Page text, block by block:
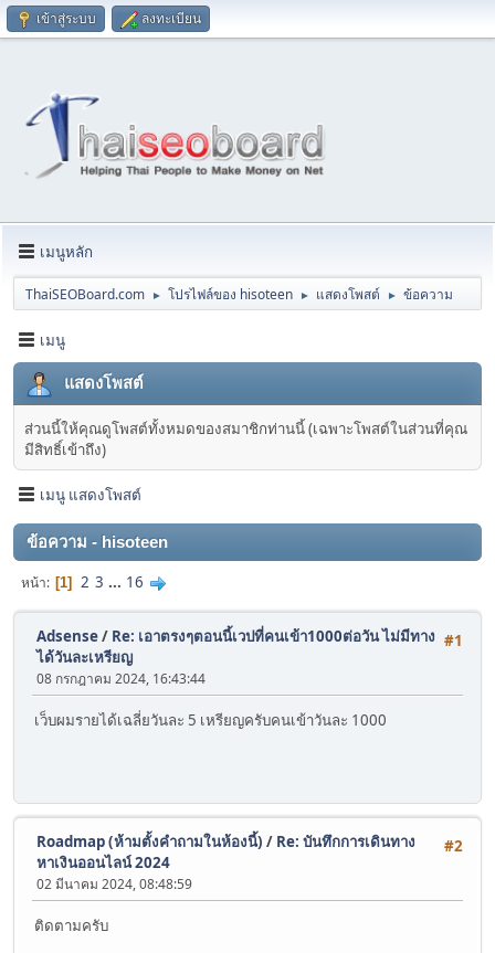
เข้าสู่ระบบ ลงทะเบียน
เมนูหลัก
ThaiSEOBoard.com ► โปรไฟล์ของ hisoteen ► แสดงโพสต์ ► ข้อความ
เมนู
แสดงโพสต์
ส่วนนี้ให้คุณดูโพสต์ทั้งหมดของสมาชิกท่านนี้ (เฉพาะโพสต์ในส่วนที่คุณ
มีสิทธิ์เข้าถึง)
เมนู แสดงโพสต์
ข้อความ - hisoteen
หน้า 1 2 3 ... 16
#1
Adsense/ Re: เอาตรงๆตอนนี้เวปที่คนเข้า1000ต่อวัน ไม่มีทาง
ได้วันละเหรียญ
08 กรกฎาคม 2024, 16:43:44
เว็บผมรายได้เฉลี่ยวันละ 5 เหรียญครับคนเข้าวันละ 1000
#2
Roadmap (ห้ามตั้งคำถามในห้องนี้) / Re: บันทึกการเดินทาง
หาเงินออนไลน์ 2024
02 มีนาคม 2024, 08:48:59
ติดตามครับ